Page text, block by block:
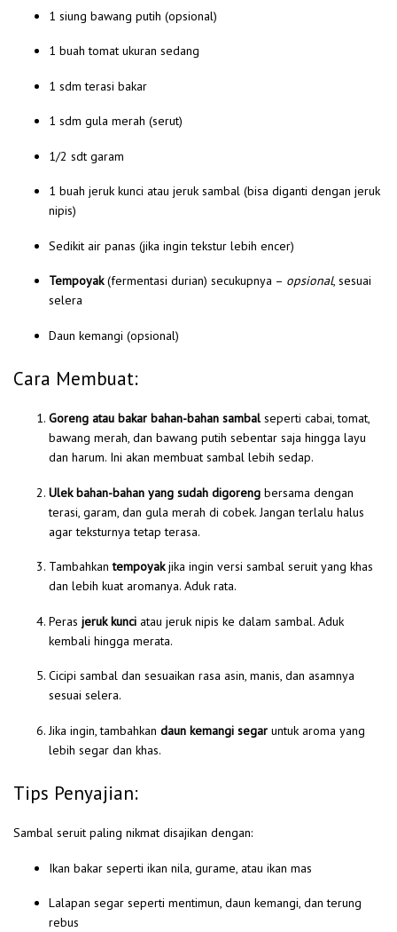
1 siung bawang putih (opsional)
1 buah tomat ukuran sedang
1 sdm terasi bakar
1 sdm gula merah (serut)
1/2 sdt garam
1 buah jeruk kunci atau jeruk sambal (bisa diganti dengan jeruk
nipis)
Sedikit air panas (jika ingin tekstur lebih encer)
Tempoyak(fermentasi durian) secukupnya – opsional, sesuai
selera
Daun kemangi (opsional)
Cara Membuat:
Goreng atau bakar bahan-bahan sambalseperti cabai, tomat,
bawang merah, dan bawang putih sebentar saja hingga layu
dan harum. Ini akan membuat sambal lebih sedap.
Ulek bahan-bahan yang sudah digoreng bersama dengan
terasi, garam, dan gula merah di cobek. Jangan terlalu halus
agar teksturnya tetap terasa.
Tambahkantempoyakjika ingin versi sambal seruit yang khas
dan lebih kuat aromanya. Aduk rata.
Peras jeruk kunci atau jeruk nipis ke dalam sambal. Aduk
kembali hingga merata.
Cicipi sambal dan sesuaikan rasa asin, manis, dan asamnya
sesuai selera.
Jika ingin, tambahkan daun kemangi segar untuk aroma yang
lebih segar dan khas.
Tips Penyajian:
Sambal seruit paling nikmat disajikan dengan:
Ikan bakar seperti ikan nila, gurame, atau ikan mas
Lalapan segar seperti mentimun, daun kemangi, dan terung
rebus